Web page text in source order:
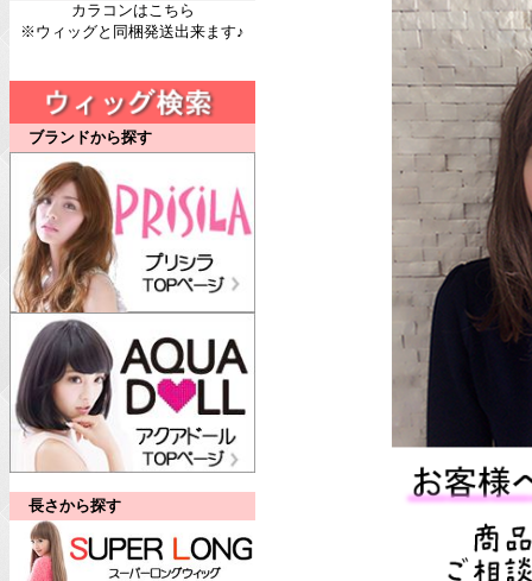
カラコンはこちら
※ウィッグと同梱発送出来ます♪
ブランドから探す
長さから探す